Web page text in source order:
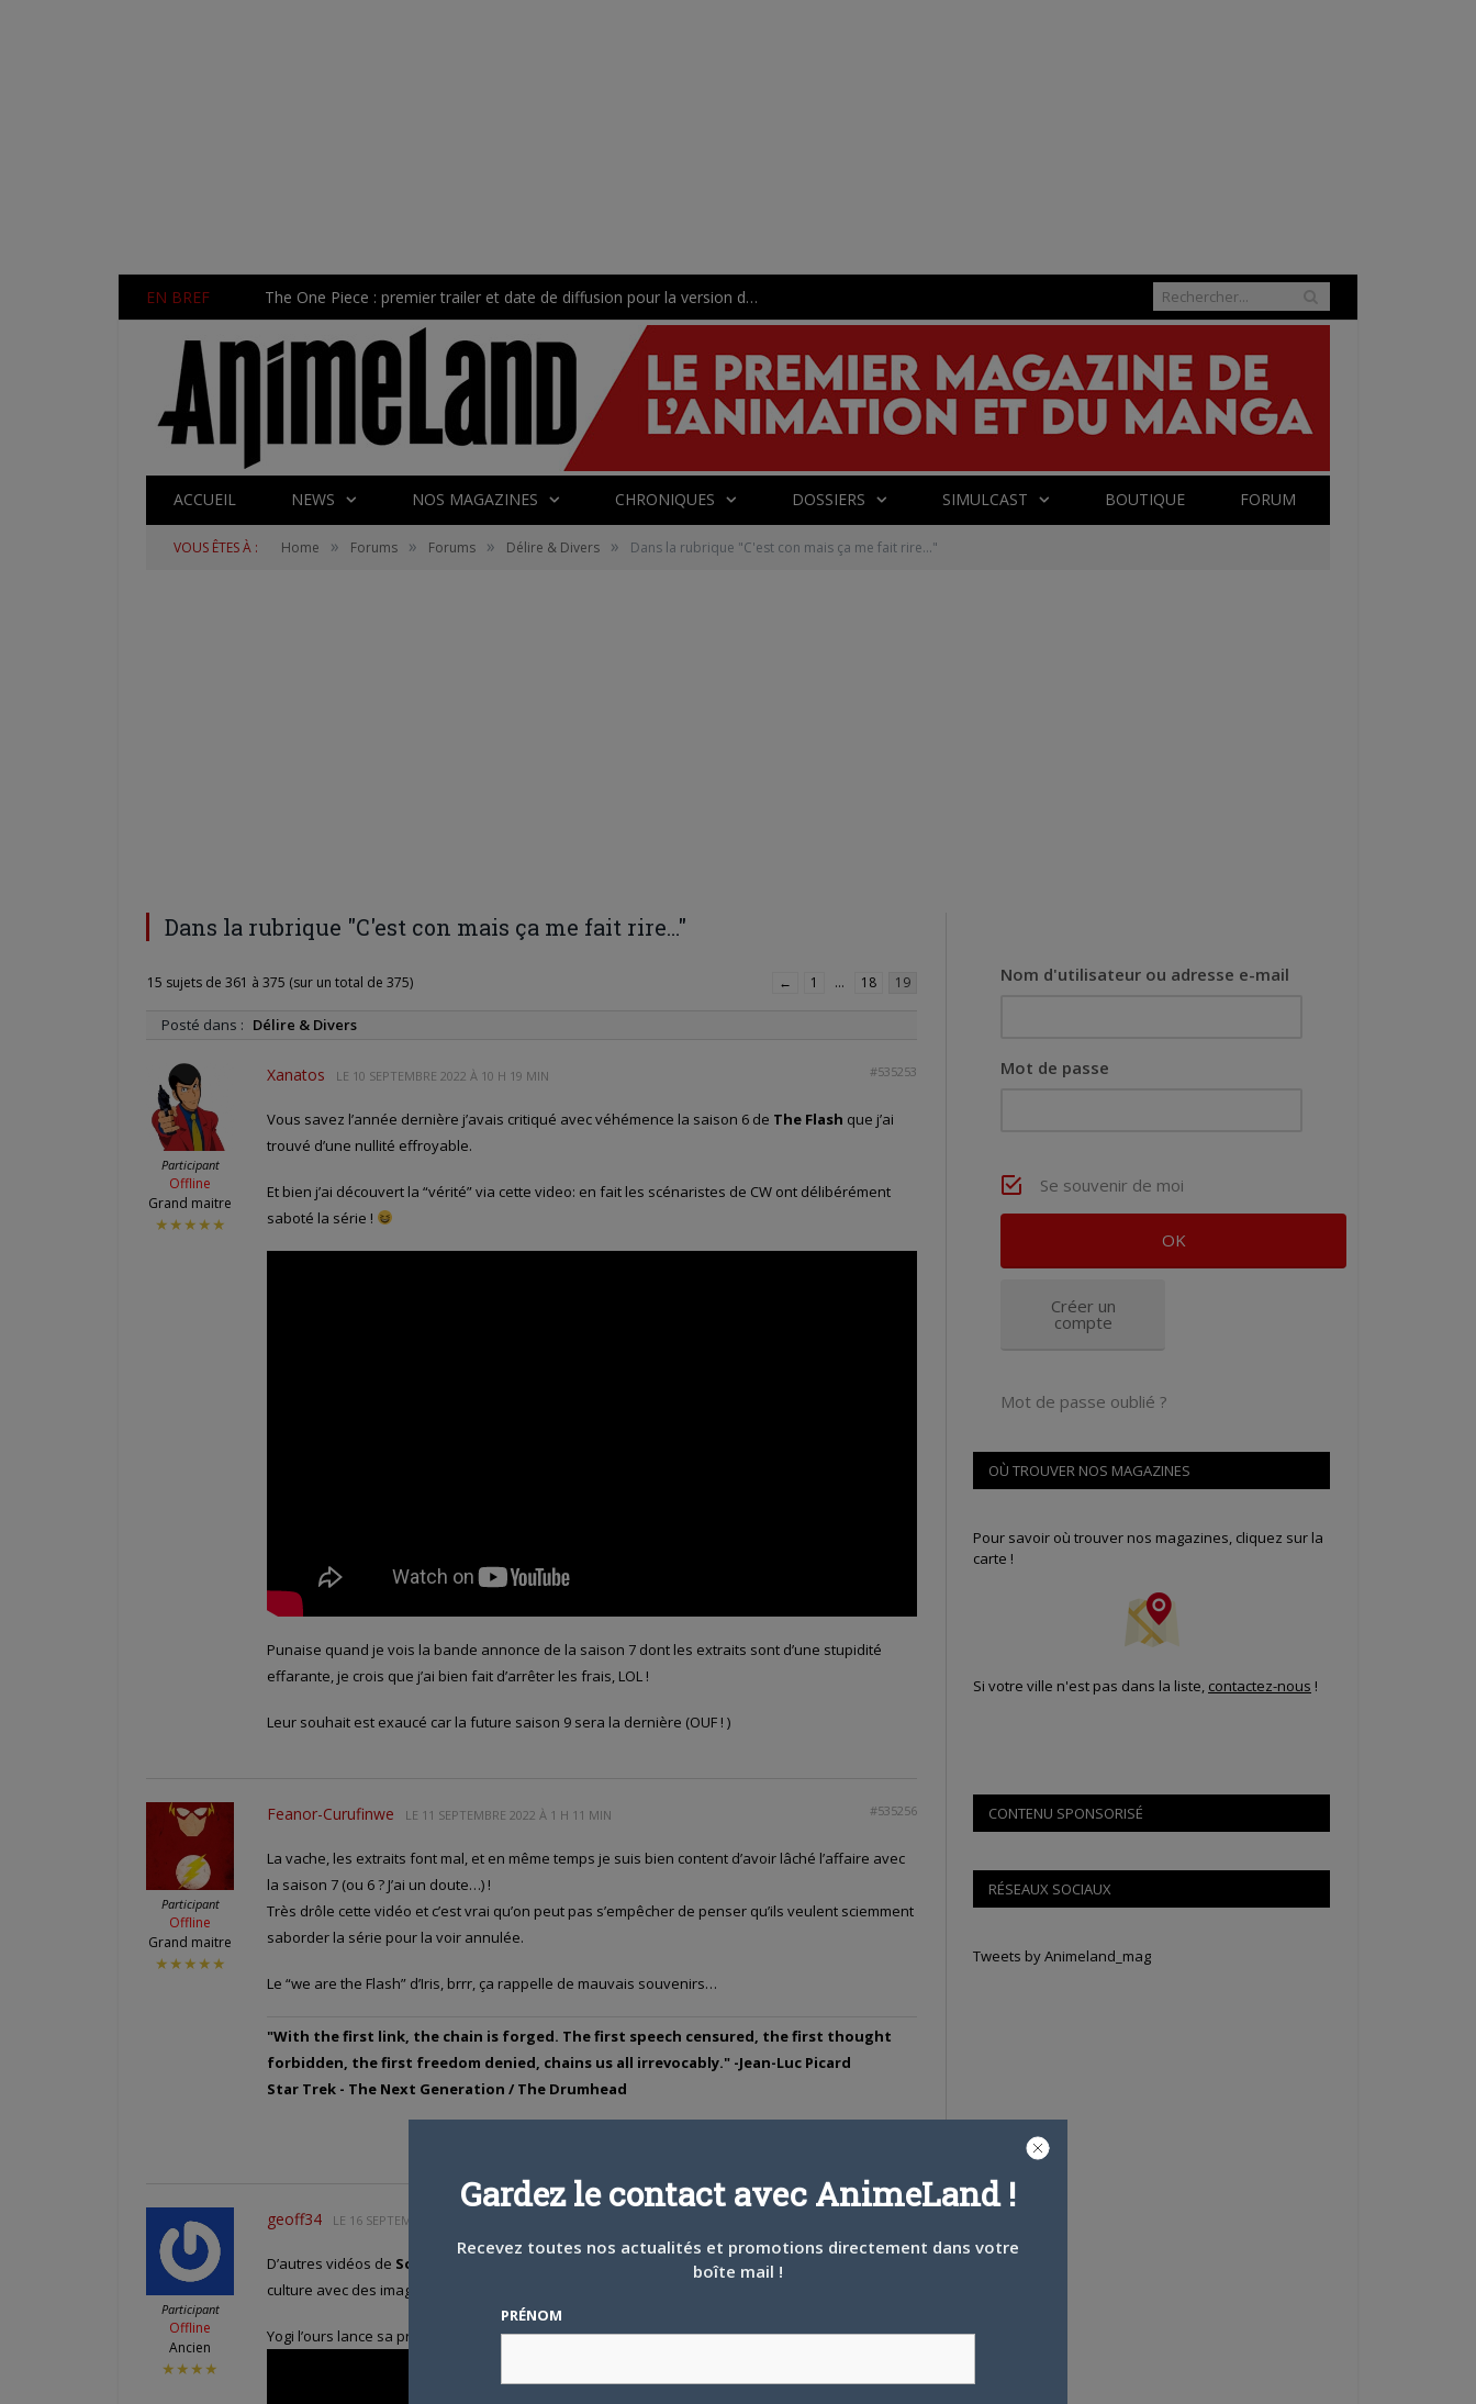
EN BREF The One Piece : premier trailer et date de diffusion pour la version de WIT Studio !
ACCUEIL NEWS NOS MAGAZINES CHRONIQUES DOSSIERS SIMULCAST BOUTIQUE FORUM
VOUS ÊTES À : Home » Forums » Forums » Délire & Divers » Dans la rubrique "C'est con mais ça me fait rire…"
Dans la rubrique "C'est con mais ça me fait rire…"
15 sujets de 361 à 375 (sur un total de 375) ← 1 … 18 19
Posté dans : Délire & Divers
Participant
Offline
Grand maitre
★★★★★
Xanatos LE 10 SEPTEMBRE 2022 À 10 H 19 MIN #535253
Vous savez l’année dernière j’avais critiqué avec véhémence la saison 6 de The Flash que j’ai
trouvé d’une nullité effroyable.
Et bien j’ai découvert la “vérité” via cette video: en fait les scénaristes de CW ont délibérément
saboté la série !
Punaise quand je vois la bande annonce de la saison 7 dont les extraits sont d’une stupidité
effarante, je crois que j’ai bien fait d’arrêter les frais, LOL !
Leur souhait est exaucé car la future saison 9 sera la dernière (OUF ! )
Participant
Offline
Grand maitre
★★★★★
Feanor-Curufinwe LE 11 SEPTEMBRE 2022 À 1 H 11 MIN #535256
La vache, les extraits font mal, et en même temps je suis bien content d’avoir lâché l’affaire avec
la saison 7 (ou 6 ? J’ai un doute…) !
Très drôle cette vidéo et c’est vrai qu’on peut pas s’empêcher de penser qu’ils veulent sciemment
saborder la série pour la voir annulée.
Le “we are the Flash” d’Iris, brrr, ça rappelle de mauvais souvenirs…
"With the first link, the chain is forged. The first speech censured, the first thought
forbidden, the first freedom denied, chains us all irrevocably." -Jean-Luc Picard
Star Trek - The Next Generation / The Drumhead
Participant
Offline
Ancien
★★★★
geoff34 LE 16 SEPTEMBRE 2022 À 20 H 38 MIN
D’autres vidéos de Solid jj
, constitué surtout d’imitation et de parodies de personnage de la pop
culture avec des images fixes et du texte.
Yogi l’ours lance sa propre cryptomonnaie
Nom d'utilisateur ou adresse e-mail
Mot de passe
Se souvenir de moi
Créer un
compte
Mot de passe oublié ?
OÙ TROUVER NOS MAGAZINES
Pour savoir où trouver nos magazines, cliquez sur la
carte !
Si votre ville n'est pas dans la liste, contactez-nous !
CONTENU SPONSORISÉ
RÉSEAUX SOCIAUX
Tweets by Animeland_mag
Gardez le contact avec AnimeLand !
Recevez toutes nos actualités et promotions directement dans votre
boîte mail !
PRÉNOM